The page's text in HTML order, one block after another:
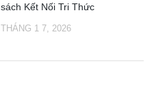
sách Kết Nối Tri Thức
THÁNG 1 7, 2026